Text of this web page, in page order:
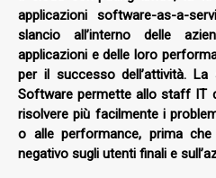
applicazioni software-as-a-
slancio all’interno delle
applicazioni e delle loro
per il successo dell’attività.
Software permette allo staff IT
risolvere più facilmente i
o alle performance, prima
negativo sugli utenti finali e